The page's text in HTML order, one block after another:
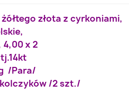
złota z cyrkoniami,
4,00 x 2
/Para/
/2 szt./